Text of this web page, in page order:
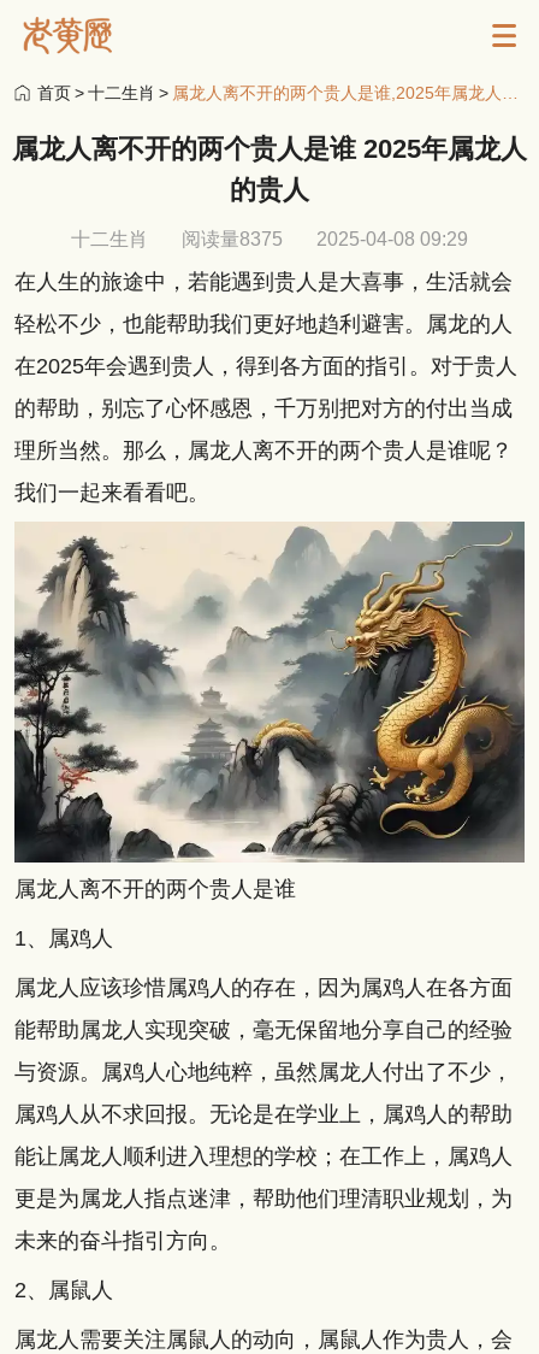
首页>十二生肖 >
属龙人离不开的两个贵人是谁 2025年属龙人
的贵人
十二生肖 阅读量8375 2025-04-08 09:29
在人生的旅途中，若能遇到贵人是大喜事，生活就会
轻松不少，也能帮助我们更好地趋利避害。属龙的人
在2025年会遇到贵人，得到各方面的指引。对于贵人
的帮助，别忘了心怀感恩，千万别把对方的付出当成
理所当然。那么，属龙人离不开的两个贵人是谁呢？
我们一起来看看吧。
属龙人离不开的两个贵人是谁
1、属鸡人
属龙人应该珍惜属鸡人的存在，因为属鸡人在各方面
能帮助属龙人实现突破，毫无保留地分享自己的经验
与资源。属鸡人心地纯粹，虽然属龙人付出了不少，
属鸡人从不求回报。无论是在学业上，属鸡人的帮助
能让属龙人顺利进入理想的学校；在工作上，属鸡人
更是为属龙人指点迷津，帮助他们理清职业规划，为
未来的奋斗指引方向。
2、属鼠人
属龙人需要关注属鼠人的动向，属鼠人作为贵人，会